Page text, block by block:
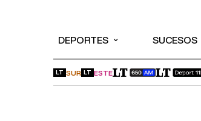
DEPORTES ⌄ SUCESOS
LT SUR LT ESTE